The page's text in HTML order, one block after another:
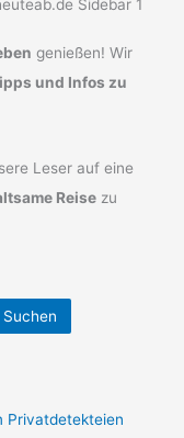
genießen! Wir
und Infos zu
Leser auf eine
Reise zu
Suchen
Privatdetekteien